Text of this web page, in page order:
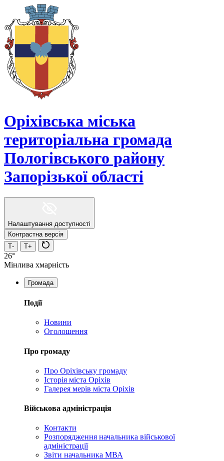
Оріхівська міська
територіальна громада
Пологівського району
Запорізької області
Налаштування доступності
Контрастна версія
Т-
Т+
26°
Мінлива хмарність
Громада
Події
Новини
Оголошення
Про громаду
Про Оріхівську громаду
Історія міста Оріхів
Галерея мерів міста Оріхів
Військова адміністрація
Контакти
Розпорядження начальника військової
адміністрації
Звіти начальника МВА